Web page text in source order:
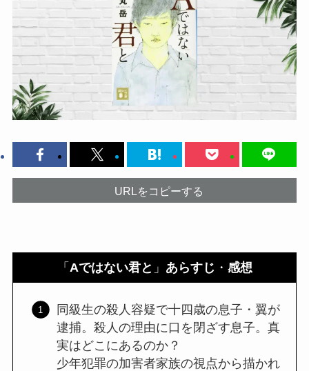
URLをコピーする
「 Aではない君と 」 あらすじ ・ 感想
同級生の殺人容疑で十四歳の息子・翼が
逮捕。殺人の理由に口を閉ざす息子。真
実はどこにあるのか？
少年犯罪の加害者家族の視点から描かれ